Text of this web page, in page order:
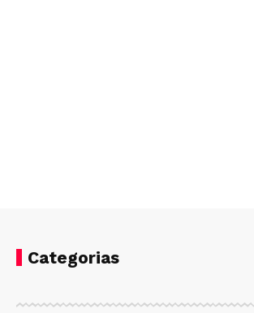
Categorias